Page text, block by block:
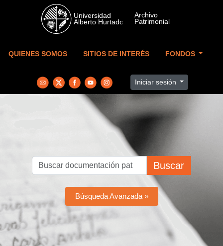
Skip to main content
QUIENES SOMOS SITIOS DE INTERÉS FONDOS
Iniciar sesión
Buscar
Búsqueda Avanzada »